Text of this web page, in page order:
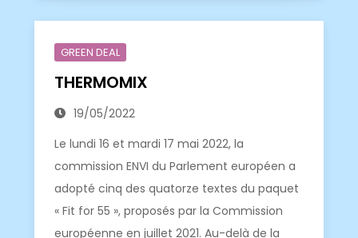
GREEN DEAL
THERMOMIX
19/05/2022
Le lundi 16 et mardi 17 mai 2022, la
commission ENVI du Parlement européen a
adopté cinq des quatorze textes du paquet
« Fit for 55 », proposés par la Commission
européenne en juillet 2021. Au-delà de la